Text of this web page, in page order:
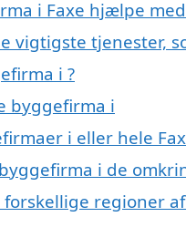
i Faxe hjælpe
vigtigste tjenester,
i ?
byggefirma i
i eller hele
i de
regioner